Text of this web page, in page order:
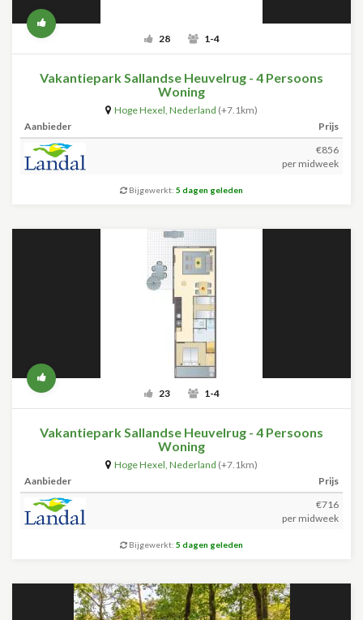
28 1-4
Vakantiepark Sallandse Heuvelrug - 4 Persoons
Woning
Hoge Hexel, Nederland (+7.1km)
Aanbieder
Prijs
€856
per midweek
Bijgewerkt: 5 dagen geleden
23 1-4
Vakantiepark Sallandse Heuvelrug - 4 Persoons
Woning
Hoge Hexel, Nederland (+7.1km)
Aanbieder
Prijs
€716
per midweek
Bijgewerkt: 5 dagen geleden